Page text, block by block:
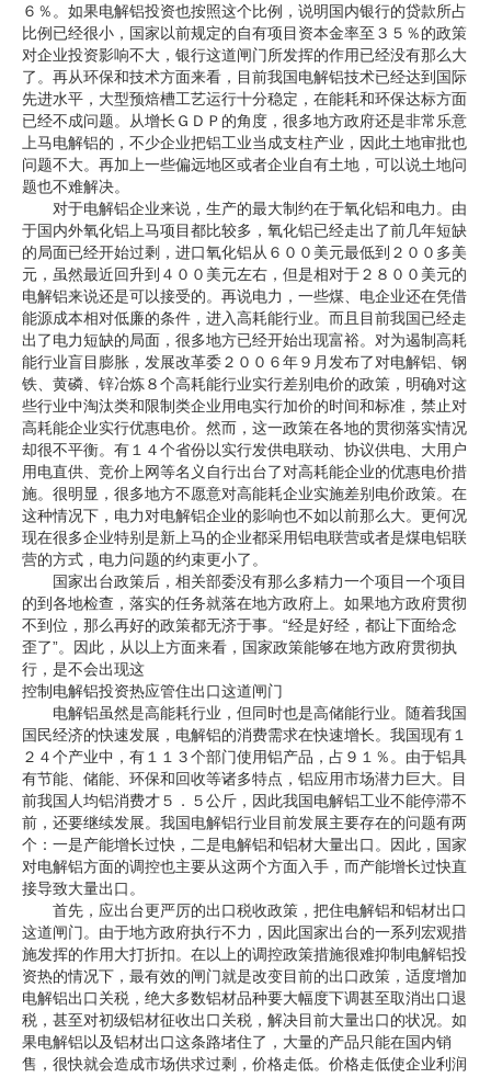
６％。如果电解铝投资也按照这个比例，说明国内银行的贷款所占
比例已经很小，国家以前规定的自有项目资本金率至３５％的政策
对企业投资影响不大，银行这道闸门所发挥的作用已经没有那么大
了。再从环保和技术方面来看，目前我国电解铝技术已经达到国际
先进水平，大型预焙槽工艺运行十分稳定，在能耗和环保达标方面
已经不成问题。从增长ＧＤＰ的角度，很多地方政府还是非常乐意
上马电解铝的，不少企业把铝工业当成支柱产业，因此土地审批也
问题不大。再加上一些偏远地区或者企业自有土地，可以说土地问
题也不难解决。
对于电解铝企业来说，生产的最大制约在于氧化铝和电力。由
于国内外氧化铝上马项目都比较多，氧化铝已经走出了前几年短缺
的局面已经开始过剩，进口氧化铝从６００美元最低到２００多美
元，虽然最近回升到４００美元左右，但是相对于２８００美元的
电解铝来说还是可以接受的。再说电力，一些煤、电企业还在凭借
能源成本相对低廉的条件，进入高耗能行业。而且目前我国已经走
出了电力短缺的局面，很多地方已经开始出现富裕。对为遏制高耗
能行业盲目膨胀，发展改革委２００６年９月发布了对电解铝、钢
铁、黄磷、锌冶炼８个高耗能行业实行差别电价的政策，明确对这
些行业中淘汰类和限制类企业用电实行加价的时间和标准，禁止对
高耗能企业实行优惠电价。然而，这一政策在各地的贯彻落实情况
却很不平衡。有１４个省份以实行发供电联动、协议供电、大用户
用电直供、竞价上网等名义自行出台了对高耗能企业的优惠电价措
施。很明显，很多地方不愿意对高能耗企业实施差别电价政策。在
这种情况下，电力对电解铝企业的影响也不如以前那么大。更何况
现在很多企业特别是新上马的企业都采用铝电联营或者是煤电铝联
营的方式，电力问题的约束更小了。
国家出台政策后，相关部委没有那么多精力一个项目一个项目
的到各地检查，落实的任务就落在地方政府上。如果地方政府贯彻
不到位，那么再好的政策都无济于事。“经是好经，都让下面给念
歪了”。因此，从以上方面来看，国家政策能够在地方政府贯彻执
行，是不会出现这
控制电解铝投资热应管住出口这道闸门
电解铝虽然是高能耗行业，但同时也是高储能行业。随着我国
国民经济的快速发展，电解铝的消费需求在快速增长。我国现有１
２４个产业中，有１１３个部门使用铝产品，占９１％。由于铝具
有节能、储能、环保和回收等诸多特点，铝应用市场潜力巨大。目
前我国人均铝消费才５．５公斤，因此我国电解铝工业不能停滞不
前，还要继续发展。我国电解铝行业目前发展主要存在的问题有两
个：一是产能增长过快，二是电解铝和铝材大量出口。因此，国家
对电解铝方面的调控也主要从这两个方面入手，而产能增长过快直
接导致大量出口。
首先，应出台更严厉的出口税收政策，把住电解铝和铝材出口
这道闸门。由于地方政府执行不力，因此国家出台的一系列宏观措
施发挥的作用大打折扣。在以上的调控政策措施很难抑制电解铝投
资热的情况下，最有效的闸门就是改变目前的出口政策，适度增加
电解铝出口关税，绝大多数铝材品种要大幅度下调甚至取消出口退
税，甚至对初级铝材征收出口关税，解决目前大量出口的状况。如
果电解铝以及铝材出口这条路堵住了，大量的产品只能在国内销
售，很快就会造成市场供求过剩，价格走低。价格走低使企业利润